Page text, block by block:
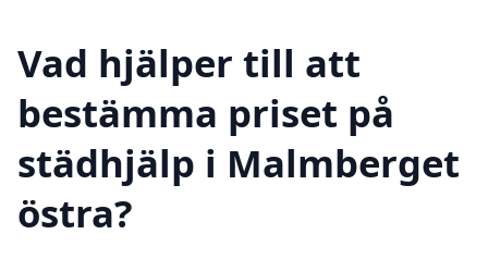
Vad hjälper till att
bestämma priset på
städhjälp i Malmberget
östra?